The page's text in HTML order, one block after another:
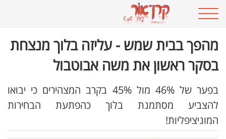
מהפך בבית שמש - עליזה בלוך מנצחת
בסקר ראשון את משה אבוטבול
בפער של 46% מול 45% בקרב המצהירים כי יבואו
להצביע מסתמנת בלוך כהפתעת הבחירות
המוניציפליות!